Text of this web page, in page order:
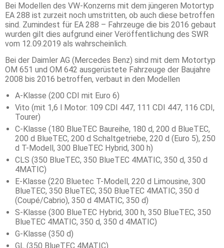
Bei Modellen des VW-Konzerns mit dem jüngeren Motortyp
EA 288 ist zurzeit noch umstritten, ob auch diese betroffen
sind. Zumindest für EA 288 – Fahrzeuge die bis 2016 gebaut
wurden gilt dies aufgrund einer Veröffentlichung des SWR
vom 12.09.2019 als wahrscheinlich.
Bei der Daimler AG (Mercedes Benz) sind mit dem Motortyp
OM 651 und OM 642 ausgerüstete Fahrzeuge der Baujahre
2008 bis 2016 betroffen, verbaut in den Modellen
A-Klasse (200 CDI mit Euro 6)
Vito (mit 1,6 l Motor: 109 CDI 447, 111 CDI 447, 116 CDI,
Tourer)
C-Klasse (180 BlueTEC Baureihe, 180 d, 200 d BlueTEC,
200 d BlueTEC, 200 d Schaltgetriebe, 220 d (Euro 5), 250
d T-Modell, 300 BlueTEC Hybrid, 300 h)
CLS (350 BlueTEC, 350 BlueTEC 4MATIC, 350 d, 350 d
4MATIC)
E-Klasse (220 Bluetec T-Modell, 220 d Limousine, 300
BlueTEC, 350 BlueTEC, 350 BlueTEC 4MATIC, 350 d
(Coupé/Cabrio), 350 d 4MATIC, 350 d)
S-Klasse (300 BlueTEC Hybrid, 300 h, 350 BlueTEC, 350
BlueTEC 4MATIC, 350 d, 350 d 4MATIC)
G-Klasse (350 d)
GL (350 BlueTEC 4MATIC)